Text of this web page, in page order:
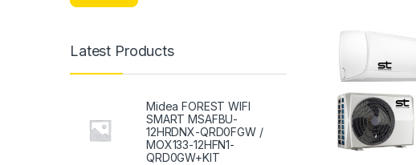
Latest Products
Midea FOREST WIFI
SMART MSAFBU-
12HRDNX-QRD0FGW /
MOX133-12HFN1-
QRD0GW+KIT